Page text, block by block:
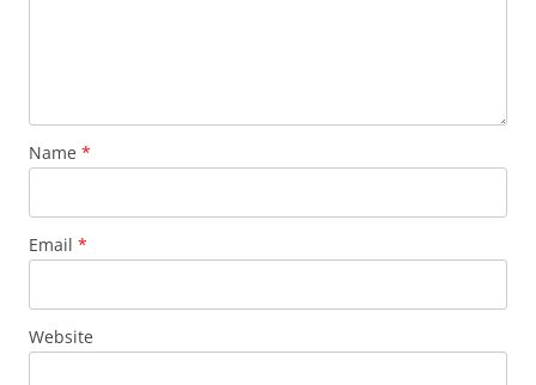
Name *
Email *
Website